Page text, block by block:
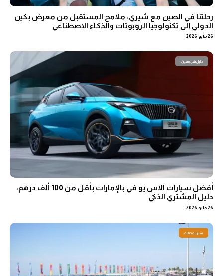
رحلتنا في الصين مع شيري: ملامح المستقبل من معرض بكين
الدولي إلى تكنولوجيا الروبوتات والذكاء الاصطناعي
26 مايو 2026
دليل شراء سيارة
أفضل سيارات الاس يو في بالإمارات بأقل من 100 ألف درهم:
دليل المشتري الذكي
26 مايو 2026
سيارتك حياتك